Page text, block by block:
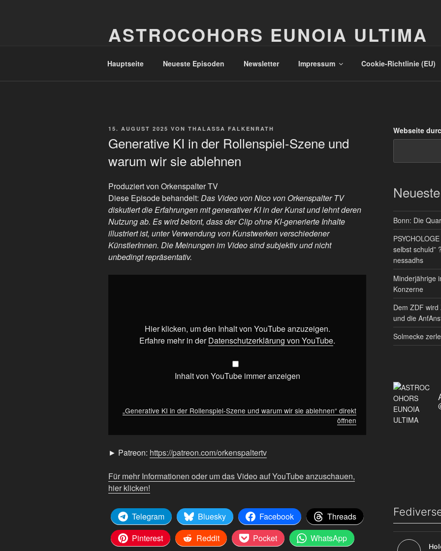
ASTROCOHORS EUNOIA ULTIMA
Hauptseite Neueste Episoden Newsletter Impressum Cookie-Richtlinie (EU)
VERÖFFENTLICHT
15. AUGUST 2025 VON THALASSA FALKENRATH
Generative KI in der Rollenspiel-Szene und
warum wir sie ablehnen
Produziert von Orkenspalter TV
Diese Episode behandelt: Das Video von Nico von Orkenspalter TV
diskutiert die Erfahrungen mit generativer KI in der Kunst und lehnt deren
Nutzung ab. Es wird betont, dass der Clip ohne KI-generierte Inhalte
illustriert ist, unter Verwendung von Kunstwerken verschiedener
KünstlerInnen. Die Meinungen im Video sind subjektiv und nicht
unbedingt repräsentativ.
Rollenspiel-
anzeigen
Hier klicken, um den Inhalt von YouTube anzuzeigen.
Erfahre mehr in derDatenschutzerklärung von YouTube.
Inhalt von YouTube immer anzeigen
„Generative KI in der Rollenspiel-Szene und warum wir sie ablehnen“ direkt
öffnen
► Patreon: https://patreon.com/orkenspaltertv
Für mehr Informationen oder um das Video auf YouTube anzuschauen,
hier klicken!
Telegram Bluesky Facebook
Threads
Pinterest
Reddit Pocket
WhatsApp
Webseite
Bonn: Die
selbst schuld”
nessadhs
Minderjährige
Konzerne
Dem ZDF
und die
Solmecke